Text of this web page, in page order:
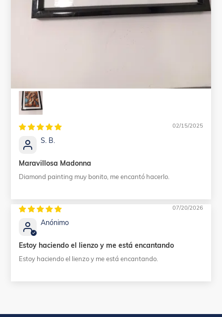
02/15/2025
S. B.
Maravillosa Madonna
Diamond painting muy bonito, me encantó hacerlo.
07/20/2026
Anónimo
Estoy haciendo el lienzo y me está encantando
Estoy haciendo el lienzo y me está encantando.